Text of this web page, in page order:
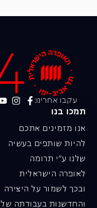
עקבו אחרינו:
תמכו בנו
אנו מזמינים אתכם
להיות שותפים בעשיה
שלנו ע"י תרומה
לאופרה הישראלית
ובכך לשמור על היצירה
והחדשנות בעבודתה של